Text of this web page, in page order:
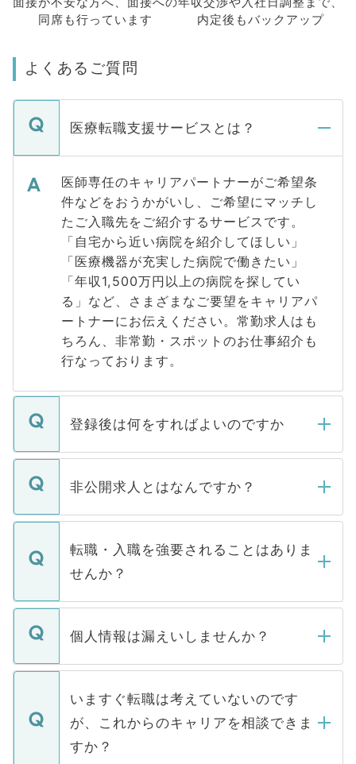
同席も行っています
内定後もバックアップ
よくあるご質問
医療転職支援サービスとは？
医師専任のキャリアパートナーがご希望条
件などをおうかがいし、ご希望にマッチし
たご入職先をご紹介するサービスです。
「自宅から近い病院を紹介してほしい」
「医療機器が充実した病院で働きたい」
「年収1,500万円以上の病院を探してい
る」など、さまざまなご要望をキャリアパ
ートナーにお伝えください。常勤求人はも
ちろん、非常勤・スポットのお仕事紹介も
行なっております。
登録後は何をすればよいのですか
ご登録いただきましたら、弊社担当者がご
登録内容を確認し、その後メールもしくは
ます。通常、5営業日以内にはご連絡をせて
いただきますので、しばらくお待ちくださ
非公開求人とはなんですか？
マイナビDOCTORで取り扱っている求人の
うち約3割は、Webサイトからご覧いただ
けない「非公開求人」です。非公開求人は
下記の理由によって、一般には公開してい
ません。
■応募殺到を避けるため 人気のある医療機
関を公にしてしまうと、応募が殺到する場
に、医療機関が求める条件に合った人材の
みを人材紹介会社に依頼するケースが増え
ています。
転職・入職を強要されることはありま
せんか？
転職・入職を強要することは一切ありませ
ん。また、仮に応募先から内定をいただい
定を承諾する必要はありません。内定先へ
の辞退の連絡はキャリアパートナーが行い
個人情報は漏えいしませんか？
個人情報が漏えいすることはありませんの
で、ご安心ください。当サイトからの登録
などで収集したご登録者様の個人情報は、
ご本人のキャリアアップおよび転職活動の
支援を目的に使用いたします。お預かりし
いますぐ転職は考えていないのです
が、これからのキャリアを相談できま
すか？